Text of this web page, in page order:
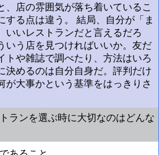
、店の雰囲気が落ち着いているこ
する点は違う。 結局、自分が「ま
いいレストランだと言えるだろ
いう店を見つければいいか。友だ
トや雑誌で調べたり、方法はいろ
決めるのは自分自身だ。評判だけ
が大事かという基準をはっきりさ
ランを選ぶ時に大切なのはどんな